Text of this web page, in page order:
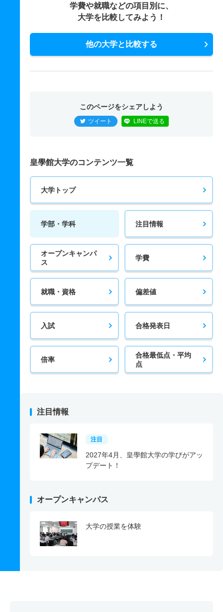
学費や就職などの項目別に、
大学を比較してみよう！
他の大学と比較する
このページをシェアしよう
ツイート LINEで送る
皇學館大学のコンテンツ一覧
大学トップ
学部・学科 注目情報
オープンキャンパ
ス
学費
就職・資格 偏差値
入試 合格発表日
倍率
合格最低点・平均
点
注目情報
注目
2027年4月、皇學館大学の学びがアッ
プデート！
オープンキャンパス
大学の授業を体験